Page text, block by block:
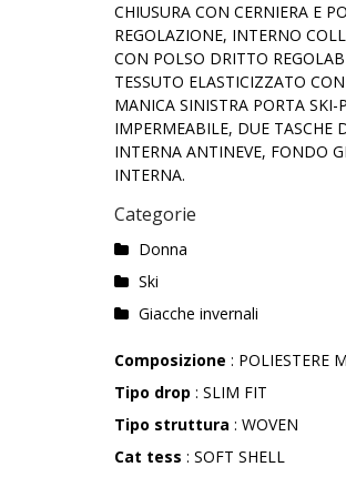
CHIUSURA CON CERNIERA E
REGOLAZIONE, INTERNO
CON POLSO DRITTO
TESSUTO ELASTICIZZATO
MANICA SINISTRA PORTA SKI-
IMPERMEABILE, DUE TASCHE
INTERNA ANTINEVE, FONDO
INTERNA.
Categorie
Donna
Ski
Giacche invernali
Composizione : POLIESTERE
Tipo drop : SLIM FIT
Tipo struttura : WOVEN
Cat tess : SOFT SHELL